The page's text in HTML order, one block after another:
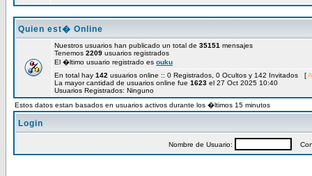
Quien est� Online
Nuestros usuarios han publicado un total de 35151 mensajes
Tenemos 2209 usuarios registrados
El �ltimo usuario registrado es ouku
En total hay 142 usuarios online :: 0 Registrados, 0 Ocultos y 142 Invitados [
La mayor cantidad de usuarios online fue 1623 el 27 Oct 2025 10:40
Usuarios Registrados: Ninguno
Estos datos estan basados en usuarios activos durante los �ltimos 15 minutos
Login
Nombre de Usuario: